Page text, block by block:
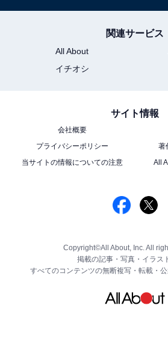
関連サービス
All About
イチオシ
サイト情報
会社概要
プライバシーポリシー
著
当サイトの情報についての注意
All
Copyright©All About, Inc. All
掲載の記事・写真・イラス
すべてのコンテンツの無断複写・転載・公